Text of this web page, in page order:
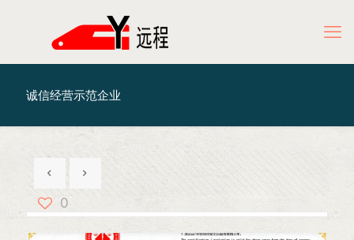
诚信经营示范企业
0